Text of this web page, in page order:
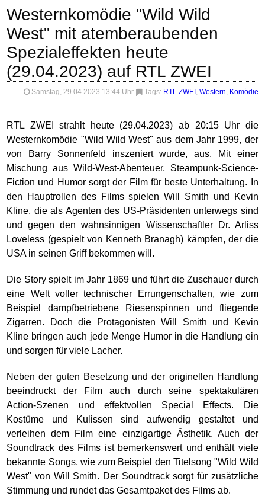
Westernkomödie "Wild Wild
West" mit atemberaubenden
Spezialeffekten heute
(29.04.2023) auf RTL ZWEI
Samstag, 29.04.2023 13:44 Uhr Tags: RTL ZWEI , Western, Komödie
RTL ZWEI strahlt heute (29.04.2023) ab 20:15 Uhr die
Westernkomödie "Wild Wild West" aus dem Jahr 1999, der
von Barry Sonnenfeld inszeniert wurde, aus. Mit einer
Mischung aus Wild-West-Abenteuer, Steampunk-Science-
Fiction und Humor sorgt der Film für beste Unterhaltung. In
den Hauptrollen des Films spielen Will Smith und Kevin
Kline, die als Agenten des US-Präsidenten unterwegs sind
und gegen den wahnsinnigen Wissenschaftler Dr. Arliss
Loveless (gespielt von Kenneth Branagh) kämpfen, der die
USA in seinen Griff bekommen will.
Die Story spielt im Jahr 1869 und führt die Zuschauer durch
eine Welt voller technischer Errungenschaften, wie zum
Beispiel dampfbetriebene Riesenspinnen und fliegende
Zigarren. Doch die Protagonisten Will Smith und Kevin
Kline bringen auch jede Menge Humor in die Handlung ein
und sorgen für viele Lacher.
Neben der guten Besetzung und der originellen Handlung
beeindruckt der Film auch durch seine spektakulären
Action-Szenen und effektvollen Special Effects. Die
Kostüme und Kulissen sind aufwendig gestaltet und
verleihen dem Film eine einzigartige Ästhetik. Auch der
Soundtrack des Films ist bemerkenswert und enthält viele
bekannte Songs, wie zum Beispiel den Titelsong "Wild Wild
West" von Will Smith. Der Soundtrack sorgt für zusätzliche
Stimmung und rundet das Gesamtpaket des Films ab.